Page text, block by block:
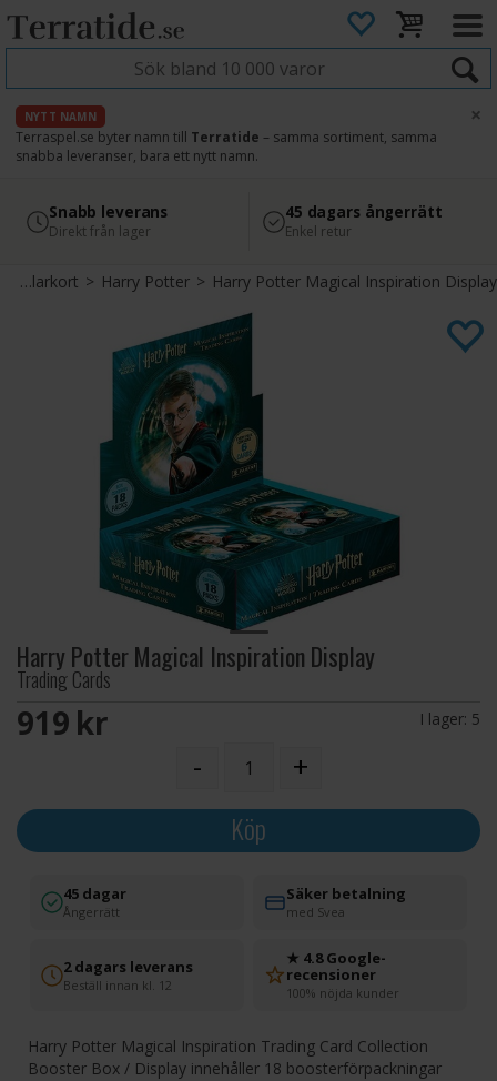
NYTT NAMN
Terraspel.se byter namn till Terratide – samma sortiment, samma
snabba leveranser, bara ett nytt namn.
×
4.8
Läs omdömen på Google
Säker betalning
med Svea
Snabb leverans
Direkt från lager
45 dagars ångerrätt
Enkel retur
Samlarkort > Harry Potter> Harry Potter Magical Inspiration Display
Harry Potter Magical Inspiration Display
Trading Cards
919 SEK I lager: 5
- +
Köp
45 dagar
Ångerrätt
Säker betalning
med Svea
2 dagars leverans
Beställ innan kl. 12
★ 4.8 Google-
recensioner
100% nöjda kunder
Harry Potter Magical Inspiration Trading Card Collection
Booster Box / Display innehåller 18 boosterförpackningar